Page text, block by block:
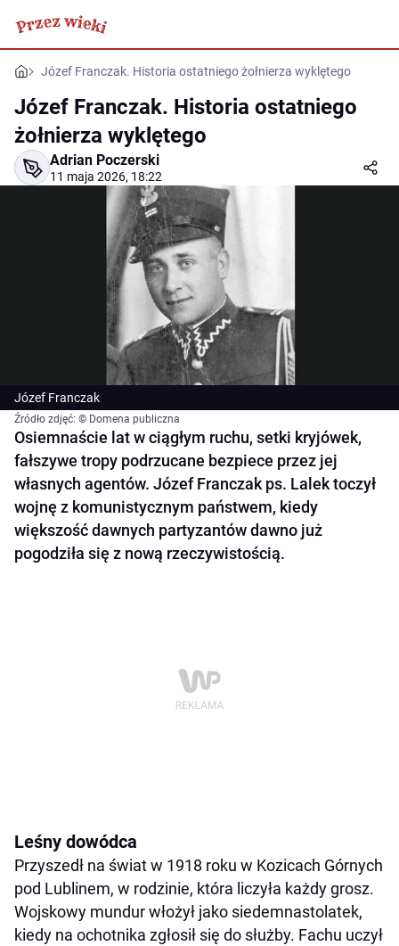
Józef Franczak. Historia ostatniego żołnierza wyklętego
Józef Franczak. Historia ostatniego
żołnierza wyklętego
Adrian Poczerski
11 maja 2026, 18:22
Józef Franczak
Źródło zdjęć: © Domena publiczna
Osiemnaście lat w ciągłym ruchu, setki kryjówek,
fałszywe tropy podrzucane bezpiece przez jej
własnych agentów. Józef Franczak ps. Lalek toczył
wojnę z komunistycznym państwem, kiedy
większość dawnych partyzantów dawno już
pogodziła się z nową rzeczywistością.
Leśny dowódca
Przyszedł na świat w 1918 roku w Kozicach Górnych
pod Lublinem, w rodzinie, która liczyła każdy grosz.
Wojskowy mundur włożył jako siedemnastolatek,
kiedy na ochotnika zgłosił się do służby. Fachu uczył